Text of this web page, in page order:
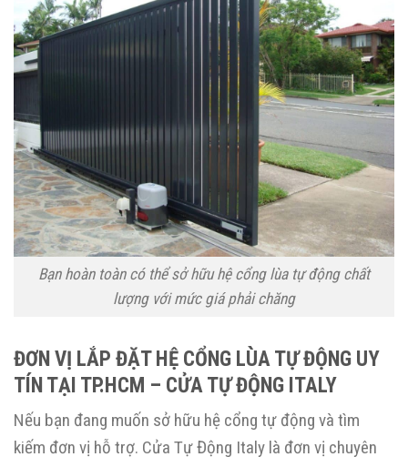
Bạn hoàn toàn có thể sở hữu hệ cổng lùa tự động chất
lượng với mức giá phải chăng
ĐƠN VỊ LẮP ĐẶT HỆ CỔNG LÙA TỰ ĐỘNG UY
TÍN TẠI TP.HCM – CỬA TỰ ĐỘNG ITALY
Nếu bạn đang muốn sở hữu hệ cổng tự động và tìm
kiếm đơn vị hỗ trợ. Cửa Tự Động Italy là đơn vị chuyên